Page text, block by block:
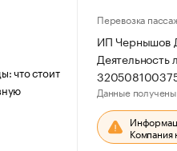
что стоит
Перевозка
ИП Чернышов
Данные
Компания